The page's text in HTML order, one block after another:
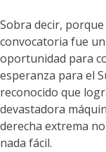
Sobra decir,
convocatoria fue
oportunidad para
esperanza para el
reconocido que
devastadora
derecha extrema
nada fácil.